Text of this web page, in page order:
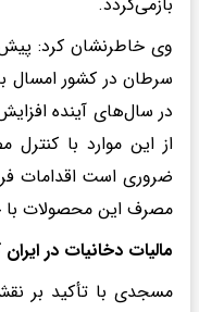
وی خاطرنشان کرد:
در سال‌های آینده
از این موارد با
ضروری است اقدامات
مصرف این محصولات با
مالیات دخانیات در ایران کمتر از
مسجدی با تأکید بر